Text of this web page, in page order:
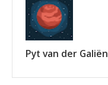
Pyt van der Galiën